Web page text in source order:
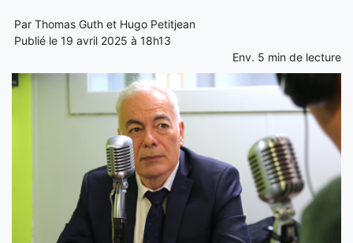
Par Thomas Guth et Hugo Petitjean
Publié le 19 avril 2025 à 18h13
Env. 5 min de lecture